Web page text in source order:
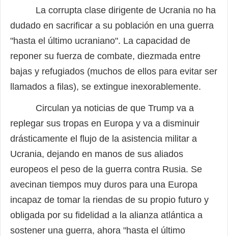
La corrupta clase dirigente de Ucrania no ha
dudado en sacrificar a su población en una guerra
"hasta el último ucraniano". La capacidad de
reponer su fuerza de combate, diezmada entre
bajas y refugiados (muchos de ellos para evitar ser
llamados a filas), se extingue inexorablemente.
Circulan ya noticias de que Trump va a
replegar sus tropas en Europa y va a disminuir
drásticamente el flujo de la asistencia militar a
Ucrania, dejando en manos de sus aliados
europeos el peso de la guerra contra Rusia. Se
avecinan tiempos muy duros para una Europa
incapaz de tomar la riendas de su propio futuro y
obligada por su fidelidad a la alianza atlántica a
sostener una guerra, ahora "hasta el último